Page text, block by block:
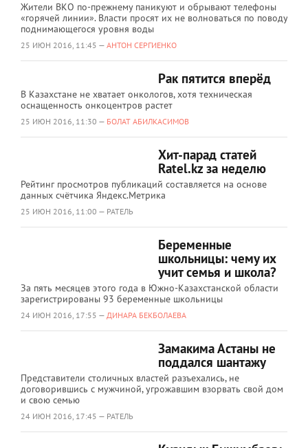
Жители ВКО по-прежнему паникуют и обрывают телефоны
«горячей линии». Власти просят их не волноваться по поводу
поднимающегося уровня воды
25 ИЮН 2016, 11:45 — АНТОН СЕРГИЕНКО
Рак пятится вперёд
В Казахстане не хватает онкологов, хотя техническая
оснащенность онкоцентров растет
25 ИЮН 2016, 11:30 — БОЛАТ АБИЛКАСИМОВ
Хит-парад статей
Ratel.kz за неделю
Рейтинг просмотров публикаций составляется на основе
данных счётчика Яндекс.Метрика
25 ИЮН 2016, 11:00 — РАТЕЛЬ
Беременные
школьницы: чему их
учит семья и школа?
За пять месяцев этого года в Южно-Казахстанской области
зарегистрированы 93 беременные школьницы
24 ИЮН 2016, 17:55 — ДИНАРА БЕКБОЛАЕВА
Замакима Астаны не
поддался шантажу
Представители столичных властей разъехались, не
договорившись с мужчиной, угрожавшим взорвать свой дом
и свою семью
24 ИЮН 2016, 17:45 — РАТЕЛЬ